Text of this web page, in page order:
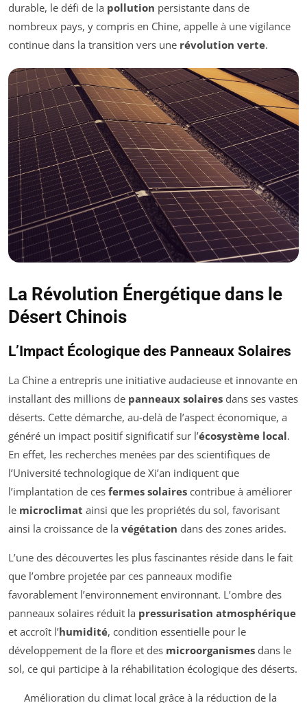
durable, le défi de la pollution persistante dans de
nombreux pays, y compris en Chine, appelle à une vigilance
continue dans la transition vers une révolution verte.
La Révolution Énergétique dans le
Désert Chinois
L’Impact Écologique des Panneaux Solaires
La Chine a entrepris une initiative audacieuse et innovante en
installant des millions de panneaux solaires dans ses vastes
déserts. Cette démarche, au-delà de l’aspect économique, a
généré un impact positif significatif sur l’écosystème local.
En effet, les recherches menées par des scientifiques de
l’Université technologique de Xi’an indiquent que
l’implantation de ces fermes solaires contribue à améliorer
le microclimat ainsi que les propriétés du sol, favorisant
ainsi la croissance de la végétation dans des zones arides.
L’une des découvertes les plus fascinantes réside dans le fait
que l’ombre projetée par ces panneaux modifie
favorablement l’environnement environnant. L’ombre des
panneaux solaires réduit la pressurisation atmosphérique
et accroît l’humidité, condition essentielle pour le
développement de la flore et des microorganismes dans le
sol, ce qui participe à la réhabilitation écologique des déserts.
Amélioration du climat local grâce à la réduction de la